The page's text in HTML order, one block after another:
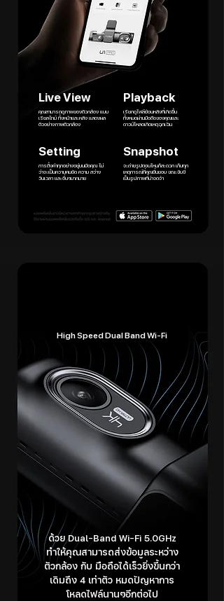
Live View
คุณสามารถดูภาพของตัวกล้อง แบบ
เรียลไทม์ ทั้งหน้าและหลัง แสดงผล
ตัวอย่างภาพตัวกล้อง
Playback
เรียกดูไฟล์ย้อนหลังที่เกิดขึ้น
ทั้งหมดผ่านมือถือของคุณและ
ดาวน์โหลดเกิดเหตุฉุกเฉิน
Setting
การตั้งค่าทุกอย่างอยู่บนมือคุณ ไม่
ว่าจะเป็นความคมชัด ความ สว่าง
วันเวลา และอื่นๆมากมาย
Snapshot
จะถ่ายรูปตอนไหนก็สะดวก เก็บทุก
เหตุการณ์ที่คุณชื่นชอบ ขณะขับขี่
เป็นรูปภาพที่น่าจดจำ
High Speed Dual Band Wi-Fi
ด้วย Dual-Band Wi-Fi 5.0GHz
ทำให้คุณสามารถส่งข้อมูลระหว่าง
ตัวกล้อง กับ มือถือได้เร็วยิ่งขึ้นกว่า
เดิมถึง 4 เท่าตัว หมดปัญหาการ
โหลดไฟล์นานๆอีกต่อไป